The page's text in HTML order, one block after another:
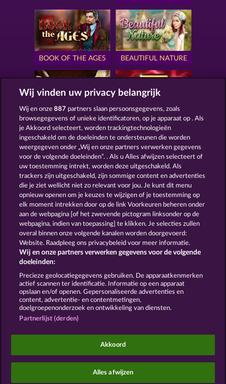
BOOK OF THE AGES BEAUTIFUL NATURE
SIMPLY THE BEST ROYAL SEVEN
GOLDEN EI OF
MOORHUHN
FOREVER
DIAMONDS
Toon alle spelletjes
Algemene voorwaarden Privacyverklaring
Colofon Bedrijf FAQ Facebook
Terugbetalingsverzoek indienen
Sociale casino games zijn enkel bedoeld voor
entertainment en hebben absoluut geen enkele
gokken met echt geld.
©2026 Whow Games GmbH
Wij vinden uw privacy belangrijk
Wij en onze887 partners slaan persoonsgegevens, zoals
browsegegevens of unieke identificatoren, op je apparaat op . Als
je Akkoord selecteert, worden trackingtechnologieën
ingeschakeld om de doeleinden te ondersteunen die worden
weergegeven onder „Wij en onze partners verwerken gegevens
voor de volgende doeleinden”. . Als u Alles afwijzen selecteert of
uw toestemming intrekt, worden deze uitgeschakeld. Als
trackers zijn uitgeschakeld, zijn sommige content en advertenties
die je ziet wellicht niet zo relevant voor jou. Je kunt dit menu
opnieuw openen om je keuzes te wijzigen of je toestemming op
elk moment intrekken door op de link Voorkeuren beheren onder
aan de webpagina [of het zwevende pictogram linksonder op de
webpagina, indien van toepassing] te klikken. Je selecties zullen
overal binnen onze volgende kanalen worden doorgevoerd:
Website. Raadpleeg ons privacybeleid voor meer informatie.
Wij en onze partners verwerken gegevens voor de volgende
doeleinden:
Precieze geolocatiegegevens gebruiken. De apparaatkenmerken
actief scannen ter identificatie. Informatie op een apparaat
opslaan en/of openen. Gepersonaliseerde advertenties en
content, advertentie- en contentmetingen,
doelgroepenonderzoek en ontwikkeling van diensten.
Partnerlijst (derden)
Akkoord
Alles afwijzen